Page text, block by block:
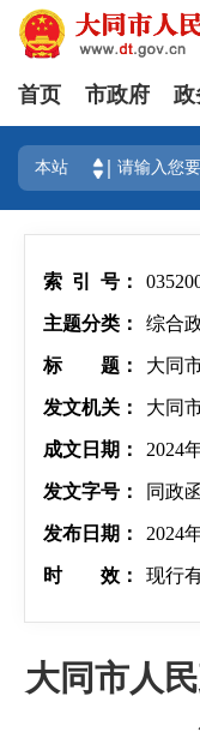
首页 市政府 政
本站
索 引 号：
主题分类： 综合
标 题： 大同
发文机关： 大同
成文日期： 2024
发文字号： 同政
发布日期： 2024
时 效： 现行
大同市人